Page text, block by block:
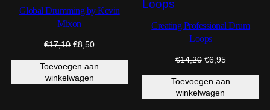
UITVERKOOP
Global Drumming by Kevin
Mixon
€17,10 Oorspronkelijke
was:
€17,10.
€8,50Huidige
is:
Toevoegen aan
winkelwagen
Creating Professional Drum
Loops
€14,20 Oorspronkelijke
was:
€14,20.
€6,95Huidige
is:
Toevoegen aan
winkelwagen